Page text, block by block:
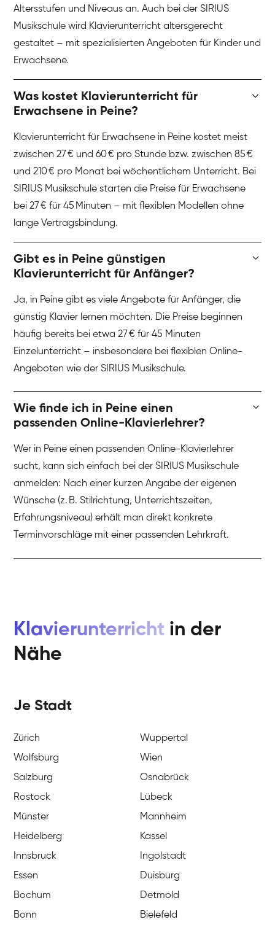
Altersstufen und Niveaus an. Auch bei der SIRIUS
Musikschule wird Klavierunterricht altersgerecht
gestaltet – mit spezialisierten Angeboten für Kinder und
Erwachsene.
Was kostet Klavierunterricht für
Erwachsene in Peine?
Klavierunterricht für Erwachsene in Peine kostet meist
zwischen 27 € und 60 € pro Stunde bzw. zwischen 85 €
und 210 € pro Monat bei wöchentlichem Unterricht. Bei
SIRIUS Musikschule starten die Preise für Erwachsene
bei 27 € für 45 Minuten – mit flexiblen Modellen ohne
lange Vertragsbindung.
Gibt es in Peine günstigen
Klavierunterricht für Anfänger?
Ja, in Peine gibt es viele Angebote für Anfänger, die
günstig Klavier lernen möchten. Die Preise beginnen
häufig bereits bei etwa 27 € für 45 Minuten
Einzelunterricht – insbesondere bei flexiblen Online-
Angeboten wie der SIRIUS Musikschule.
Wie finde ich in Peine einen
passenden Online-Klavierlehrer?
Wer in Peine einen passenden Online-Klavierlehrer
sucht, kann sich einfach bei der SIRIUS Musikschule
anmelden: Nach einer kurzen Angabe der eigenen
Wünsche (z. B. Stilrichtung, Unterrichtszeiten,
Erfahrungsniveau) erhält man direkt konkrete
Terminvorschläge mit einer passenden Lehrkraft.
Klavierunterricht in der
Nähe
Je Stadt
Zürich
Wuppertal
Wolfsburg
Wien
Salzburg
Osnabrück
Rostock
Lübeck
Münster
Mannheim
Heidelberg
Kassel
Innsbruck
Ingolstadt
Essen
Duisburg
Bochum
Detmold
Bonn
Bielefeld